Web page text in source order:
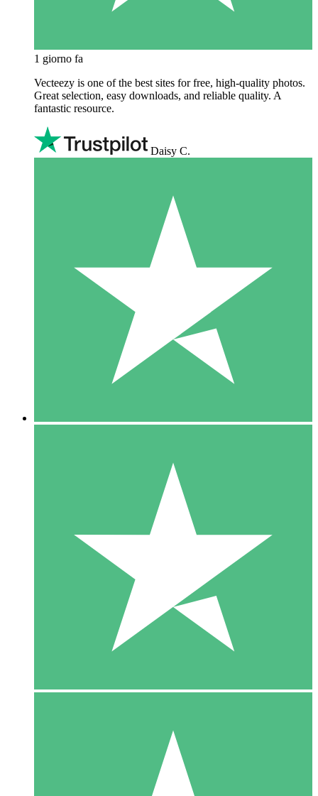
1 giorno fa
Vecteezy is one of the best sites for free, high‑quality photos.
Great selection, easy downloads, and reliable quality. A
fantastic resource.
Daisy C.